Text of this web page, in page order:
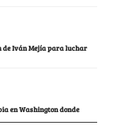
de Iván Mejía para luchar
en Washington donde